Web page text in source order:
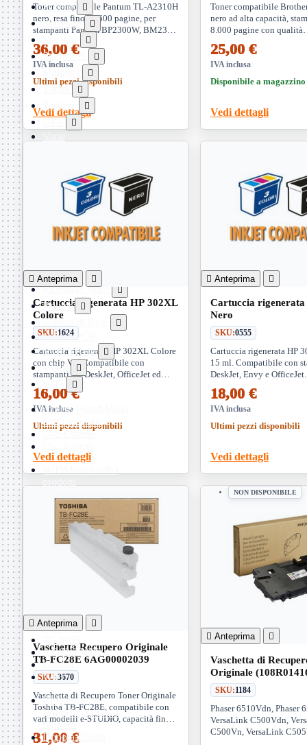
Schede 
Software 

Stampanti 

Tablet 
Tastiere 

NetworkingMostra
tutti i prodotti
Access Point
Antenne WiFi
Firewall
NAS
PowerLine
Ripetitore WiFi

Router 
Scheda di Rete 
Switch POE
Switch Rete

VOIP 

Access Point
tutti i prodotti
Uso Esterno
PCI-Express
USB
VOIPMostra tutti i
prodotti
Adattatori
prodotti
3G WiFi
ADSL2 WiFi
Cablati
WiFi
Ripetitore
WiFi Mostra tutti i
prodotti
Doppia Banda
Toner compatibile Pantum TL-A2310H
nero, resa fino a 1600 pagine, per
stampanti Pantum BP2300W, BM2300
e BM2300W
36,00 €
IVA inclusa
Ultimi pezzi disponibili
Vedi dettagli
Toner compatibile
nero ad alta capacità,
8.000 pagine con qualità
vasta gamma di modelli
25,00 €
IVA inclusa
Disponibile a magazzino
Vedi dettagli
 Anteprima 
Cartuccia rigenerata HP 302XL
Colore
SKU:1624
Cartuccia rigenerata HP 302XL Colore
con chip V3. Compatibile con
stampanti HP DeskJet, OfficeJet ed
Envy. Stampe brillanti e affidabili con
capacità 6x3ml
16,00 €
IVA inclusa
Ultimi pezzi disponibili
Vedi dettagli
 Anteprima 
Cartuccia
Nero
SKU:0555
Cartuccia rigenerata HP
15 ml. Compatibile con
DeskJet, Envy e
costi di stampa
18,00 €
IVA inclusa
Ultimi pezzi disponibili
Vedi dettagli
 Anteprima 
Vaschetta Recupero Originale
TB-FC28E 6AG00002039
SKU:3670
Vaschetta di Recupero Toner Originale
Toshiba TB-FC28E, compatibile con
vari modelli e-STUDIO, capacità fino a
6AG00002039
31,00 €
NON DISPONIBILE
 Anteprima 
Vaschetta di
Originale
6510, VersaLink
SKU:1184
Phaser 6510Vdn, Phaser
VersaLink C500Vdn,
C500Vn, VersaLink